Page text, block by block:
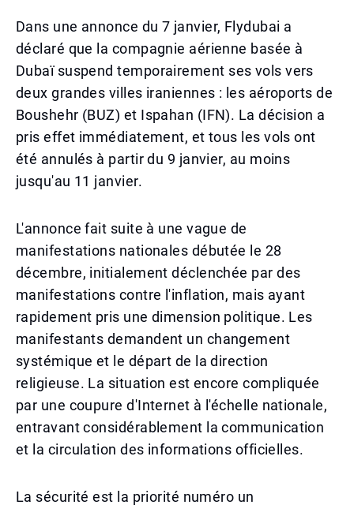
Dans une annonce du 7 janvier, Flydubai a
déclaré que la compagnie aérienne basée à
Dubaï suspend temporairement ses vols vers
deux grandes villes iraniennes : les aéroports de
Boushehr (BUZ) et Ispahan (IFN). La décision a
pris effet immédiatement, et tous les vols ont
été annulés à partir du 9 janvier, au moins
jusqu'au 11 janvier.
L'annonce fait suite à une vague de
manifestations nationales débutée le 28
décembre, initialement déclenchée par des
manifestations contre l'inflation, mais ayant
rapidement pris une dimension politique. Les
manifestants demandent un changement
systémique et le départ de la direction
religieuse. La situation est encore compliquée
par une coupure d'Internet à l'échelle nationale,
entravant considérablement la communication
et la circulation des informations officielles.
La sécurité est la priorité numéro un